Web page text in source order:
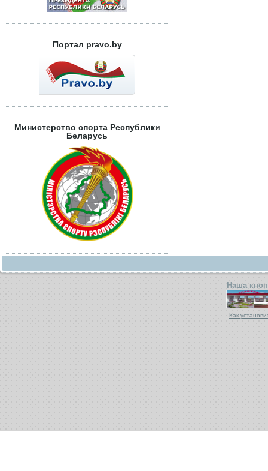
Портал pravo.by
Министерство спорта Республики
Беларусь
Наша
Как